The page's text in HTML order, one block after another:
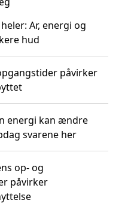
Ar, energi og
hud
påvirker
energi kan ændre
svarene her
op- og
påvirker